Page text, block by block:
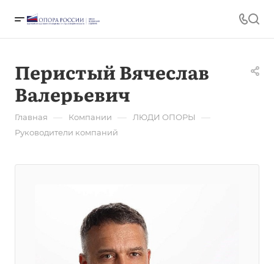
Перистый Вячеслав
Валерьевич
Главная — Компании — ЛЮДИ ОПОРЫ —
Руководители компаний